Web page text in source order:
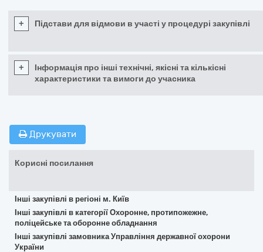
+ Підстави для відмови в участі у процедурі закупівлі
+
Інформація про інші технічні, якісні та кількісні
характеристики та вимоги до учасника
Друкувати
Корисні посилання
Інші закупівлі в регіоні м. Київ
Інші закупівлі в категорії Охоронне, протипожежне,
поліцейське та оборонне обладнання
Інші закупівлі замовника Управління державної охорони
України